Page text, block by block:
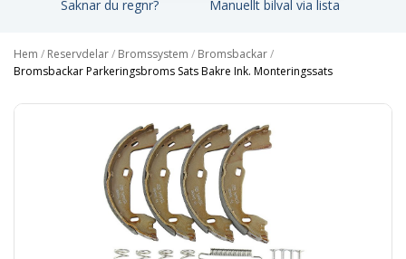
Saknar du regnr? Manuellt bilval via lista
Hem / Reservdelar/ Bromssystem / Bromsbackar/
Bromsbackar Parkeringsbroms Sats Bakre Ink. Monteringssats